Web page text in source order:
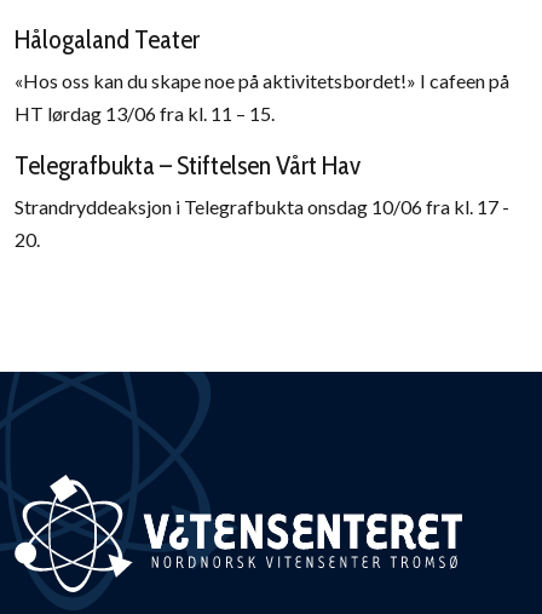
Hålogaland Teater
«Hos oss kan du skape noe på aktivitetsbordet!» I cafeen på
HT lørdag 13/06 fra kl. 11 – 15.
Telegrafbukta – Stiftelsen Vårt Hav
Strandryddeaksjon i Telegrafbukta onsdag 10/06 fra kl. 17 -
20.